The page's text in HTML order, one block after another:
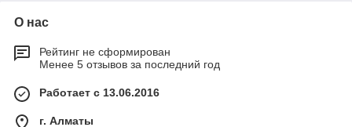
О нас
Рейтинг не сформирован
Менее 5 отзывов за последний год
Работает с 13.06.2016
г. Алматы